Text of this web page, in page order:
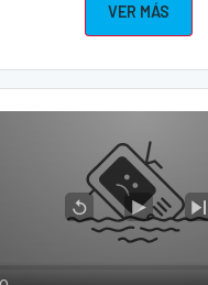
VER MÁS